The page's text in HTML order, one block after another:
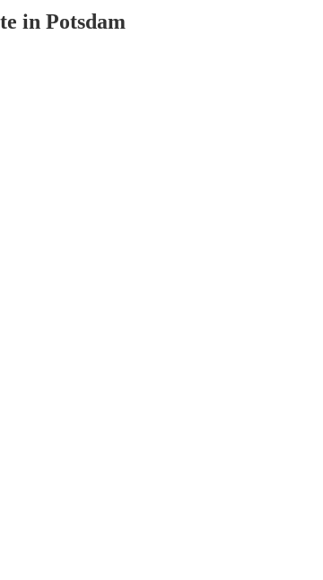
in Potsdam